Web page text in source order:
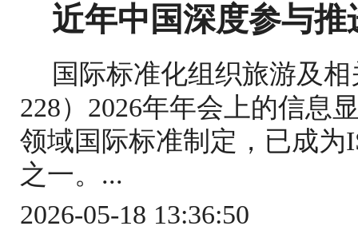
近年中国深度参与
国际标准化组织旅游及
228）2026年年会上的信息
领域国际标准制定，已成为
之一。...
2026-05-18 13:36:50